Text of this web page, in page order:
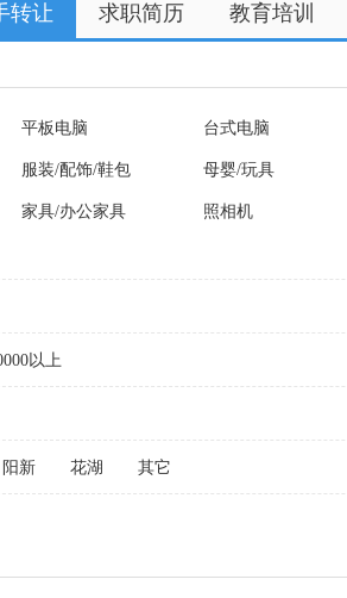
转让 求职简历 教育培训
平板电脑 台式电脑
服装/配饰/鞋包 母婴/玩具
家具/办公家具 照相机
以上
阳新 花湖 其它